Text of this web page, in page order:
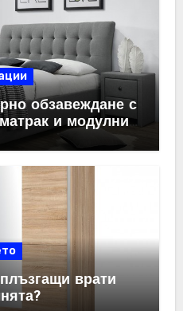
обзавеждане с
и модулни
врати